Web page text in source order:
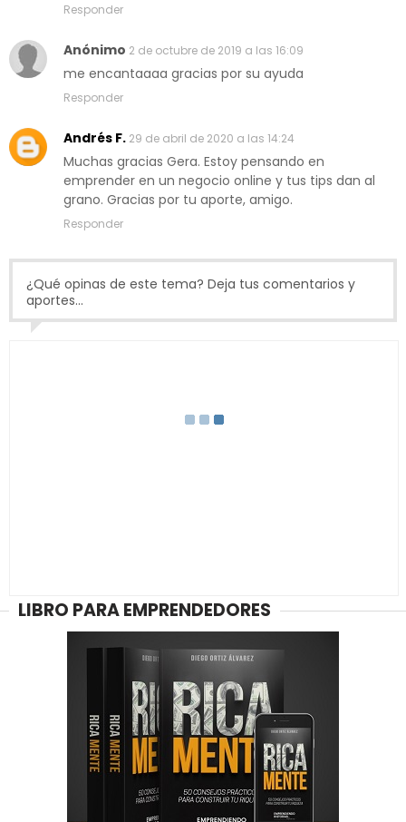
Responder
Anónimo 2 de octubre de 2019 a las 16:09
me encantaaaa gracias por su ayuda
Responder
Andrés F. 29 de abril de 2020 a las 14:24
Muchas gracias Gera. Estoy pensando en
emprender en un negocio online y tus tips dan al
grano. Gracias por tu aporte, amigo.
Responder
¿Qué opinas de este tema? Deja tus comentarios y
aportes...
LIBRO PARA EMPRENDEDORES